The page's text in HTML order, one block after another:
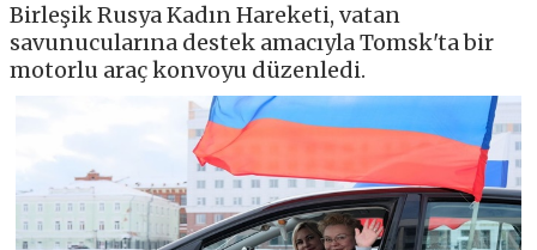
Birleşik Rusya Kadın Hareketi, vatan
savunucularına destek amacıyla Tomsk'ta bir
motorlu araç konvoyu düzenledi.